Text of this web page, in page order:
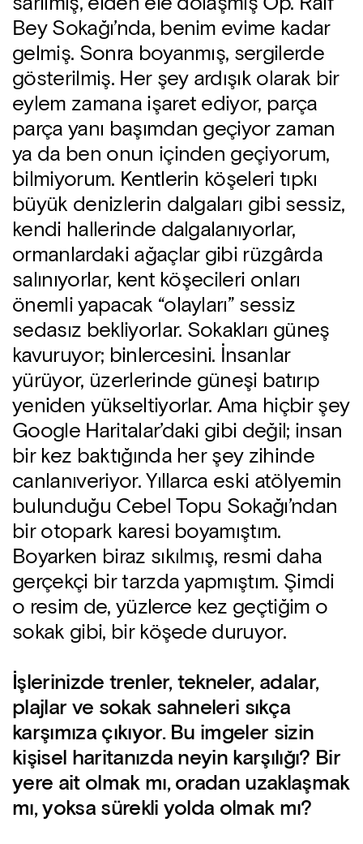
Bey Sokağı’nda, benim evime kadar
gelmiş. Sonra boyanmış, sergilerde
gösterilmiş. Her şey ardışık olarak bir
eylem zamana işaret ediyor, parça
parça yanı başımdan geçiyor zaman
ya da ben onun içinden geçiyorum,
bilmiyorum. Kentlerin köşeleri tıpkı
büyük denizlerin dalgaları gibi sessiz,
kendi hallerinde dalgalanıyorlar,
ormanlardaki ağaçlar gibi rüzgârda
salınıyorlar, kent köşecileri onları
önemli yapacak “olayları” sessiz
sedasız bekliyorlar. Sokakları güneş
kavuruyor; binlercesini. İnsanlar
yürüyor, üzerlerinde güneşi batırıp
yeniden yükseltiyorlar. Ama hiçbir şey
Google Haritalar’daki gibi değil; insan
bir kez baktığında her şey zihinde
canlanıveriyor. Yıllarca eski atölyemin
bulunduğu Cebel Topu Sokağı’ndan
bir otopark karesi boyamıştım.
Boyarken biraz sıkılmış, resmi daha
gerçekçi bir tarzda yapmıştım. Şimdi
o resim de, yüzlerce kez geçtiğim o
sokak gibi, bir köşede duruyor.
İşlerinizde trenler, tekneler, adalar,
plajlar ve sokak sahneleri sıkça
karşımıza çıkıyor. Bu imgeler sizin
kişisel haritanızda neyin karşılığı? Bir
yere ait olmak mı, oradan uzaklaşmak
mı, yoksa sürekli yolda olmak mı?